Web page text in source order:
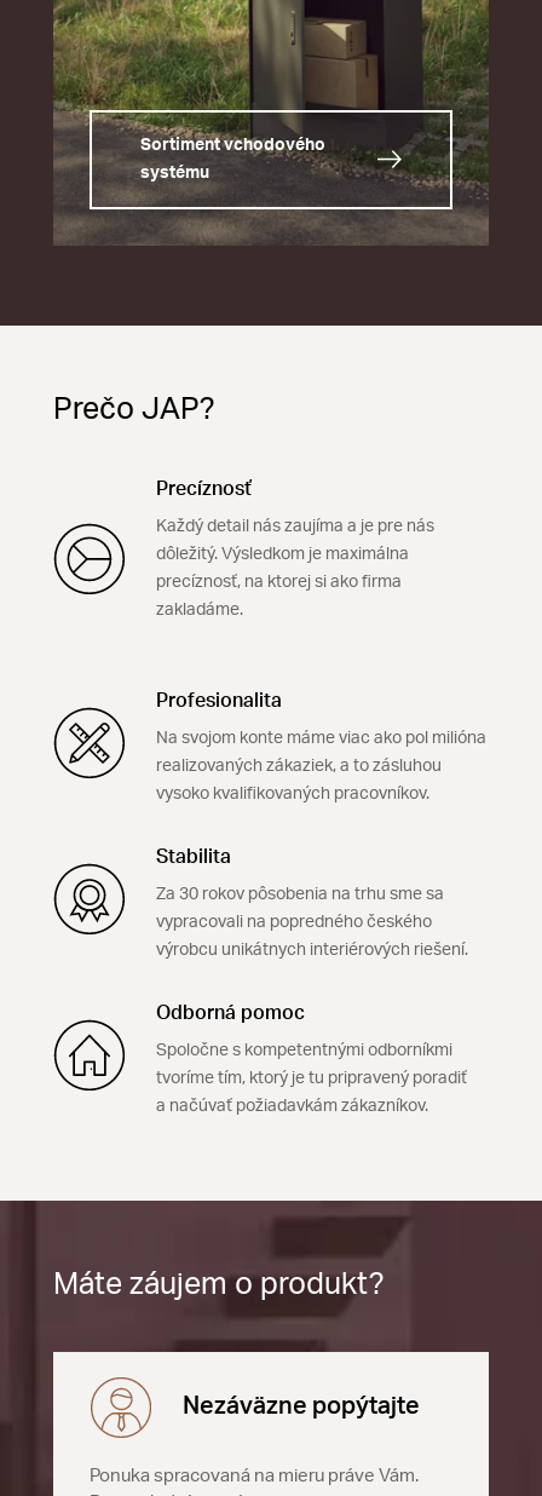
Sortiment vchodového
systému
Prečo JAP?
Precíznosť
Každý detail nás zaujíma a je pre nás
dôležitý. Výsledkom je maximálna
precíznosť, na ktorej si ako firma
zakladáme.
Profesionalita
Na svojom konte máme viac ako pol milióna
realizovaných zákaziek, a to zásluhou
vysoko kvalifikovaných pracovníkov.
Stabilita
Za 30 rokov pôsobenia na trhu sme sa
vypracovali na popredného českého
výrobcu unikátnych interiérových riešení.
Odborná pomoc
Spoločne s kompetentnými odborníkmi
tvoríme tím, ktorý je tu pripravený poradiť
a načúvať požiadavkám zákazníkov.
Máte záujem o produkt?
Nezáväzne popýtajte
Ponuka spracovaná na mieru práve Vám.